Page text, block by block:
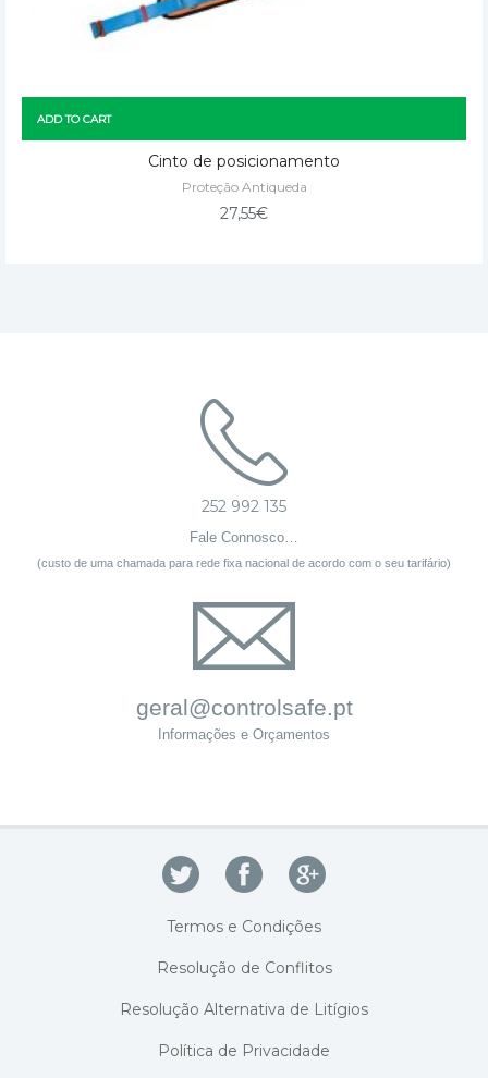
ADD TO CART
Cinto de posicionamento
Proteção Antiqueda
27,55€
252 992 135
Fale Connosco…
(custo de uma chamada para rede fixa nacional de acordo com o seu tarifário)
geral@controlsafe.pt
Informações e Orçamentos
Termos e Condições
Resolução de Conflitos
Resolução Alternativa de Litígios
Política de Privacidade